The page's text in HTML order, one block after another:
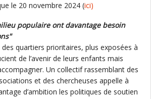
le 20 novembre 2024 (ici)
populaire ont davantage besoin
quartiers prioritaires, plus exposées à
de l’avenir de leurs enfants mais
Un collectif rassemblant des
et des chercheuses appelle à
d’ambition les politiques de soutien